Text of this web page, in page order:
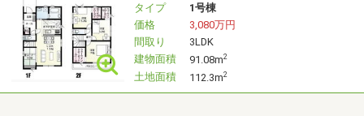
※店舗での案内も可能
●事前にご希望の条件を伺わせていただくことで
他の物件も合わせてご案内できます♪
タイプ
1号棟
価格
3,080万円
間取り
3LDK
建物面積
91.08m2
土地面積 112.3m2